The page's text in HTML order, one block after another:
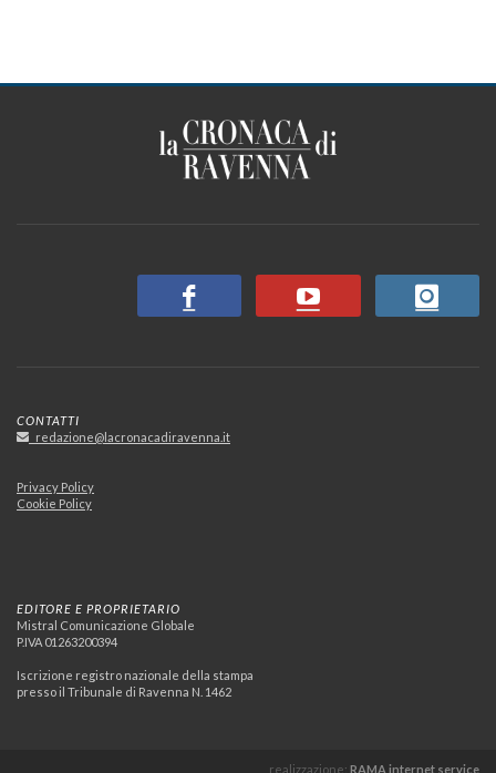
CONTATTI
redazione@lacronacadiravenna.it
Privacy Policy
Cookie Policy
EDITORE E PROPRIETARIO
Mistral Comunicazione Globale
P.IVA 01263200394
Iscrizione registro nazionale della stampa
presso il Tribunale di Ravenna N. 1462
realizzazione: RAMA internet service